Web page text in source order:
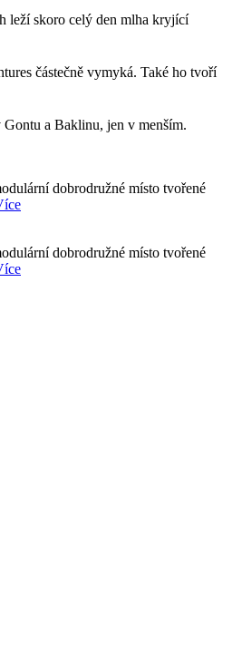
leží skoro celý den mlha kryjící
částečně vymyká. Také ho tvoří
a Baklinu, jen v menším.
dobrodružné místo tvořené
dobrodružné místo tvořené